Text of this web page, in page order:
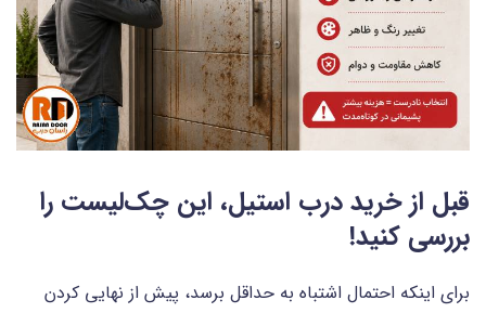
قبل از خرید درب استیل، این چک‌لیست را
بررسی کنید!
برای اینکه احتمال اشتباه به حداقل برسد، پیش از نهایی کردن